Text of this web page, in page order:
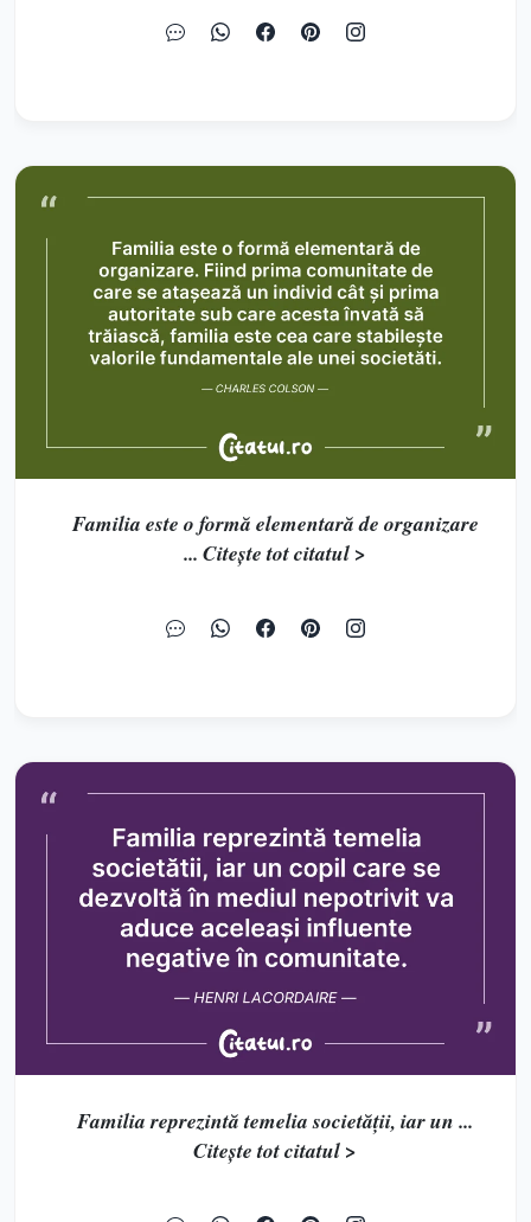
Familia este o formă elementară de organizare
... Citește tot citatul >
Familia reprezintă temelia societății, iar un ...
Citește tot citatul >